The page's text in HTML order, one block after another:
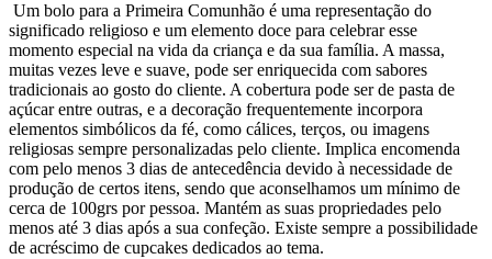
Um bolo para a Primeira Comunhão é uma representação do
significado religioso e um elemento doce para celebrar esse
momento especial na vida da criança e da sua família. A massa,
muitas vezes leve e suave, pode ser enriquecida com sabores
tradicionais ao gosto do cliente. A cobertura pode ser de pasta de
açúcar entre outras, e a decoração frequentemente incorpora
elementos simbólicos da fé, como cálices, terços, ou imagens
religiosas sempre personalizadas pelo cliente. Implica encomenda
com pelo menos 3 dias de antecedência devido à necessidade de
produção de certos itens, sendo que aconselhamos um mínimo de
cerca de 100grs por pessoa. Mantém as suas propriedades pelo
menos até 3 dias após a sua confeção. Existe sempre a possibilidade
de acréscimo de cupcakes dedicados ao tema.